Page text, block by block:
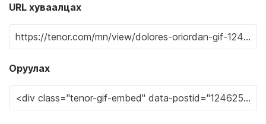
URL хуваалцах
Оруулах